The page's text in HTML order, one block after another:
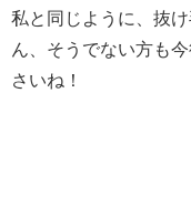
私と同じように、抜
ん、そうでない方も
さいね！